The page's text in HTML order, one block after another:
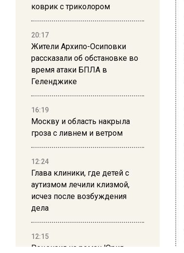
коврик с триколором
20:17
Жители Архипо-Осиповки
рассказали об обстановке во
время атаки БПЛА в
Геленджике
16:19
Москву и область накрыла
гроза с ливнем и ветром
12:24
Глава клиники, где детей с
аутизмом лечили клизмой,
исчез после возбуждения
дела
12:15
Рецензия на роман Юрия